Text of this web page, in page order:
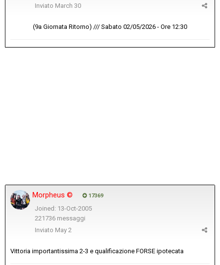
Inviato March 30
(9a Giornata Ritorno) /// Sabato 02/05/2026 - Ore 12:30
Morpheus © 17369
Joined: 13-Oct-2005
221736 messaggi
Inviato May 2
Vittoria importantissima 2-3 e qualificazione FORSE ipotecata